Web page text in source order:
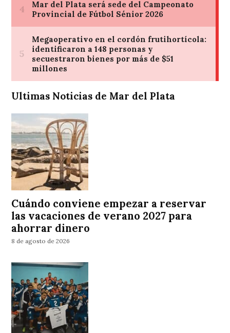
Ultimas Noticias de Mar del Plata
Cuándo conviene empezar a reservar
las vacaciones de verano 2027 para
ahorrar dinero
8 de agosto de 2026